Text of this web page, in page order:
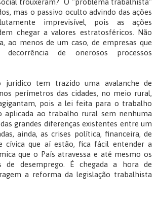
trouxeram? O "problema trabalhista"
mas o passivo oculto advindo das ações
imprevisível, pois as ações
chegar a valores estratosféricos. Não
ao menos de um caso, de empresas que
decorrência de onerosos processos
jurídico tem trazido uma avalanche de
perímetros das cidades, no meio rural,
pois a lei feita para o trabalho
aplicada ao trabalho rural sem nenhuma
grandes diferenças existentes entre um
ainda, as crises política, financeira, de
cívica que aí estão, fica fácil entender a
que o País atravessa e até mesmo os
de desemprego. É chegada a hora de
a reforma da legislação trabalhista